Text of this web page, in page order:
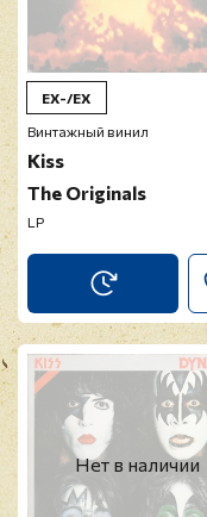
EX-/EX
Винтажный винил
Kiss
The Originals
LP
Нет в наличии